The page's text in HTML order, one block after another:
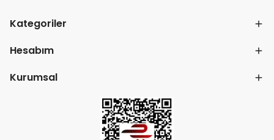
Kategoriler
Hesabım
Kurumsal